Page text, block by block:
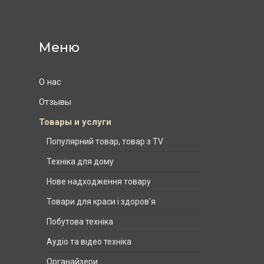
О нас
Отзывы
Товары и услуги
Популярний товар, товар з TV
Техніка для дому
Нове надходження товару
Товари для краси і здоров'я
Побутова техніка
Аудіо та відео техніка
Органайзери